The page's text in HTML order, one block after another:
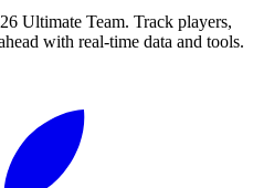
26 Ultimate Team. Track players,
with real-time data and tools.